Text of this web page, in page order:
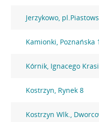
Jerzykowo,
Kamionki, Poznańska
Kórnik, Ignacego
Kostrzyn, Rynek 8
Kostrzyn Wlk.,